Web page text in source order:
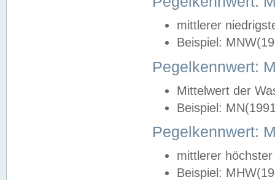
mittlerer
Beispiel:
Pegelkennwert:
Mittelwert der
Beispiel:
Pegelkennwert:
mittlerer
Beispiel: